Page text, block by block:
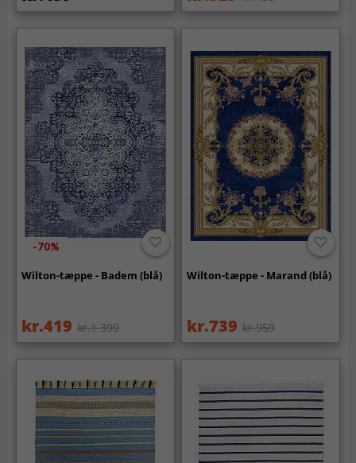
-70%
Wilton-tæppe - Badem (blå)
kr.419 kr.1 399
Wilton-tæppe - Marand (blå)
kr.739 kr.959